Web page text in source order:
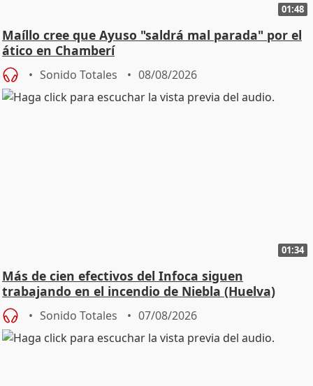
01:48
Maíllo cree que Ayuso "saldrá mal parada" por el
ático en Chamberí
Sonido Totales 08/08/2026
01:34
Más de cien efectivos del Infoca siguen
trabajando en el incendio de Niebla (Huelva)
Sonido Totales 07/08/2026